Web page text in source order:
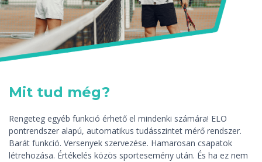
Mit tud még?
Rengeteg egyéb funkció érhető el mindenki számára! ELO
pontrendszer alapú, automatikus tudásszintet mérő rendszer.
Barát funkció. Versenyek szervezése. Hamarosan csapatok
létrehozása. Értékelés közös sportesemény után. És ha ez nem